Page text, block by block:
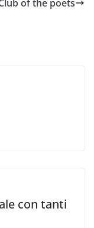
of the poets
con tanti